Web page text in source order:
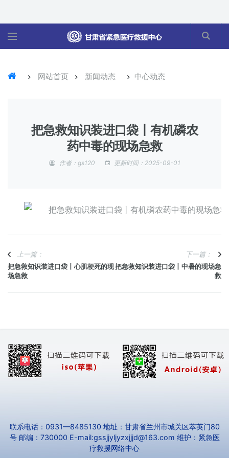
网站首页 新闻动态 中心动态
把急救知识装进口袋丨有机磷农
药中毒的现场急救
作者：gs120 更新时间：2025-09-01
上一篇：
把急救知识装进口袋丨心肌梗死的现
场急救
下一篇：
把急救知识装进口袋丨中暑的现场急
救
联系电话：0931—8485130 地址：甘肃省兰州市城关区萃英门80
号 邮编：730000 E-mail:gssjjyljyzxjjjd@163.com 维护：紧急医
疗救援网络中心